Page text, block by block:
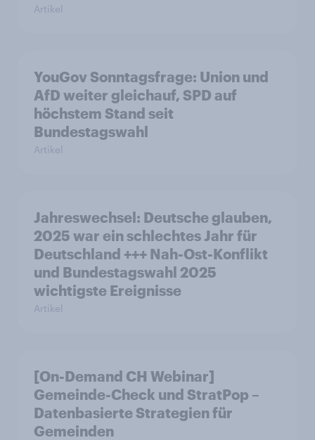
Artikel
YouGov Sonntagsfrage: Union und
AfD weiter gleichauf, SPD auf
höchstem Stand seit
Bundestagswahl
Artikel
Jahreswechsel: Deutsche glauben,
2025 war ein schlechtes Jahr für
Deutschland +++ Nah-Ost-Konflikt
und Bundestagswahl 2025
wichtigste Ereignisse
Artikel
[On-Demand CH Webinar]
Gemeinde-Check und StratPop –
Datenbasierte Strategien für
Gemeinden